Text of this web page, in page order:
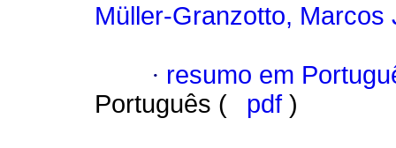
Müller-Granzotto, Marcos
· resumo em
Português (
pdf )